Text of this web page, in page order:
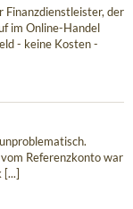
Finanzdienstleister, der
im Online-Handel
- keine Kosten -
Referenzkonto war